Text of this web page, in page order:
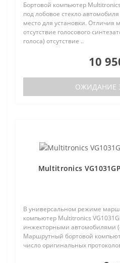
Бортовой компьютер
под лобовое стекло
место для установки. Отличия
отсутствие голосового
голоса) отсутствие ..
10
ОЖИДАНИЕ
Multitronics
В универсальном режиме
компьютер Multitronics
инжекторными автомобилями
Маршрутный бортовой
число оригинальных